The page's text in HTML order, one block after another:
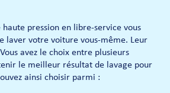
haute pression en libre-service vous
laver votre voiture vous-même. Leur
avez le choix entre plusieurs
le meilleur résultat de lavage pour
ainsi choisir parmi :